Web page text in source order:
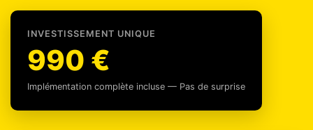
INVESTISSEMENT UNIQUE
990 €
Implémentation complète incluse — Pas de surprise